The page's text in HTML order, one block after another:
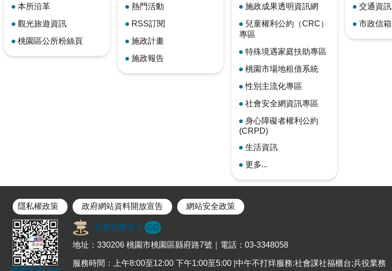
本所沿革
觀光旅遊資訊
桃園區公所粉絲頁
熱門活動
RSS訂閱
施政計畫
施政報告
施政成果透明資訊網
兒童權利公約（CRC）
專區
特殊境遇家庭扶助專區
桃園市場地租借系統
性別主流化專區
社會安全網資訊專區
身心障礙者權利公約
(CRPD)
生活資訊
更多...
交通資訊
市政信箱
隱私權政策 政府網站資料開放宣告 網站安全政策
公所怎麼去？
GO
地址：330206 桃園市桃園區縣府路7號｜電話：03-3348058
服務時間：上午8:00至12:00 下午1:00至5:00 |中午不打烊服務:社會課社福櫃台;兵役業務